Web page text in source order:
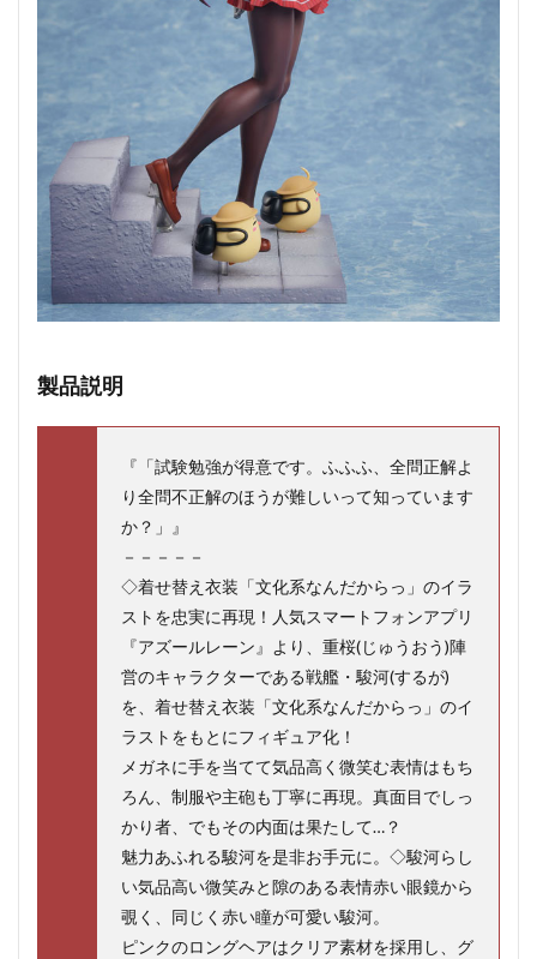
製品説明
『「試験勉強が得意です。ふふふ、全問正解よ
り全問不正解のほうが難しいって知っています
か？」』
－－－－－
◇着せ替え衣装「文化系なんだからっ」のイラ
ストを忠実に再現！人気スマートフォンアプリ
『アズールレーン』より、重桜(じゅうおう)陣
営のキャラクターである戦艦・駿河(するが)
を、着せ替え衣装「文化系なんだからっ」のイ
ラストをもとにフィギュア化！
メガネに手を当てて気品高く微笑む表情はもち
ろん、制服や主砲も丁寧に再現。真面目でしっ
かり者、でもその内面は果たして…？
魅力あふれる駿河を是非お手元に。◇駿河らし
い気品高い微笑みと隙のある表情赤い眼鏡から
覗く、同じく赤い瞳が可愛い駿河。
ピンクのロングヘアはクリア素材を採用し、グ